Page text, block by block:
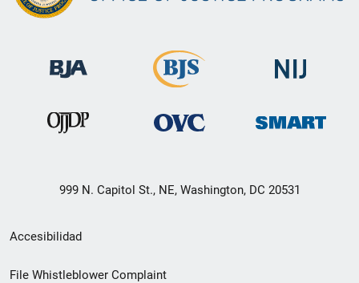
999 N. Capitol St., NE, Washington, DC 20531
Menú
de
Accesibilidad
File Whistleblower Complaint